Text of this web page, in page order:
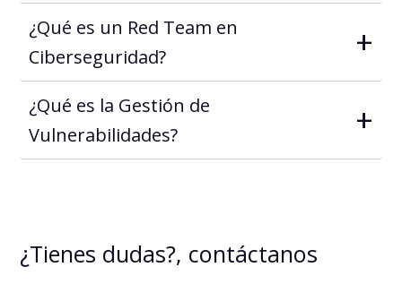
¿Qué es un Red Team en
Ciberseguridad?
+
¿Qué es la Gestión de
Vulnerabilidades?
+
¿Tienes dudas?, contáctanos